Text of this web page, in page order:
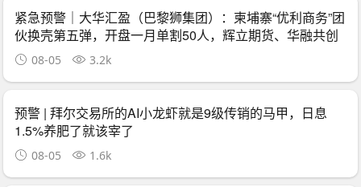
紧急预警｜大华汇盈（巴黎狮集团）：柬埔寨“优利商务”团
伙换壳第五弹，开盘一月单割50人，辉立期货、华融共创
怎么崩的它就怎么崩
08-05 3.2k
预警 | 拜尔交易所的AI小龙虾就是9级传销的马甲，日息
1.5%养肥了就该宰了
08-05 1.6k